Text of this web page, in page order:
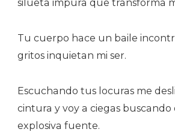
silueta impura que transforma
Tu cuerpo hace un baile
gritos inquietan mi ser.
Escuchando tus locuras me
cintura y voy a ciegas
explosiva fuente.